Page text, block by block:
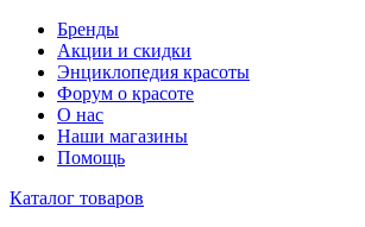
Бренды
Акции и скидки
Энциклопедия красоты
Форум о красоте
О нас
Наши магазины
Помощь
Каталог товаров